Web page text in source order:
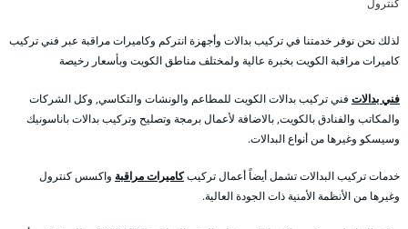
كنترول
لذلك نحن نوفر خدمتنا في تركيب بدالات وأجهزة انتركم وكاميرات مراقبة عبر فني تركيب
كاميرات مراقبة الكويت بخبرة عالية ولمختلف مناطق الكويت وبأسعار رخيصة
فني بدالات فني تركيب بدالات الكويت للمطاعم والونشات والتكاسي, وكل الشركات
والمكاتب والفنادق بالكويت, بالاضافة لأعمال برمجة وتصليح وتركيب بدالات باناسونيك
وسيسكو وغيرها من أنواع البدالات.
خدمات تركيب البدالات تشمل أيضاً أعمال تركيبكاميرات مراقبة واكسس كنترول
وغيرها من الأنظمة الأمنية ذات الجودة العالية.